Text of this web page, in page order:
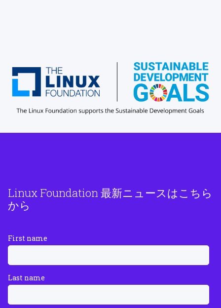
Linux Foundation 最新ニュースはこちら
から
First name
Last name